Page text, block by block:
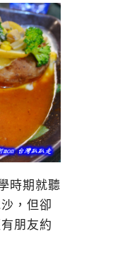
時期就聽
，但卻
朋友約